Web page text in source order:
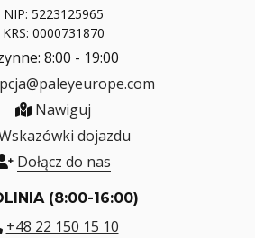
NIP: 5223125965
KRS: 0000731870
8:00 - 19:00
Nawiguj
dojazdu
Dołącz do nas
(8:00-16:00)
+48 22 150 15 10